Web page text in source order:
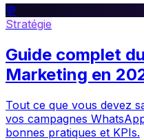
💬
Stratégie
Guide complet
Marketing en
Tout ce que vous devez
vos campagnes
bonnes pratiques et KPIs.